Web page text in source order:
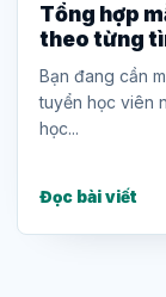
Tổng hợp
theo từng
Bạn đang cần
tuyển học viên
học...
Đọc bài viết